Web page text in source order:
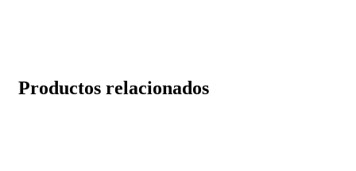
Productos relacionados